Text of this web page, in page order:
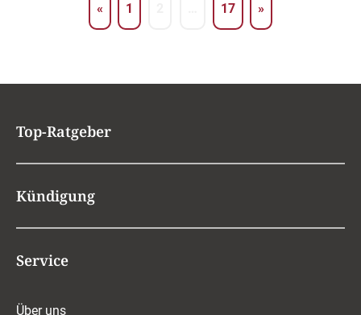
« 1 17 »
Top-Ratgeber
Kündigung
Service
Über uns